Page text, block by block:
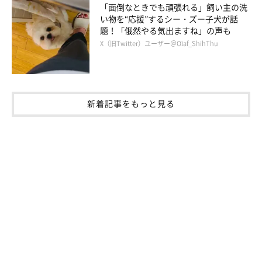
「面倒なときでも頑張れる」飼い主の洗
い物を“応援”するシー・ズー子犬が話
題！「俄然やる気出ますね」の声も
X（旧Twitter）ユーザー＠Olaf_ShihThu
新着記事をもっと見る